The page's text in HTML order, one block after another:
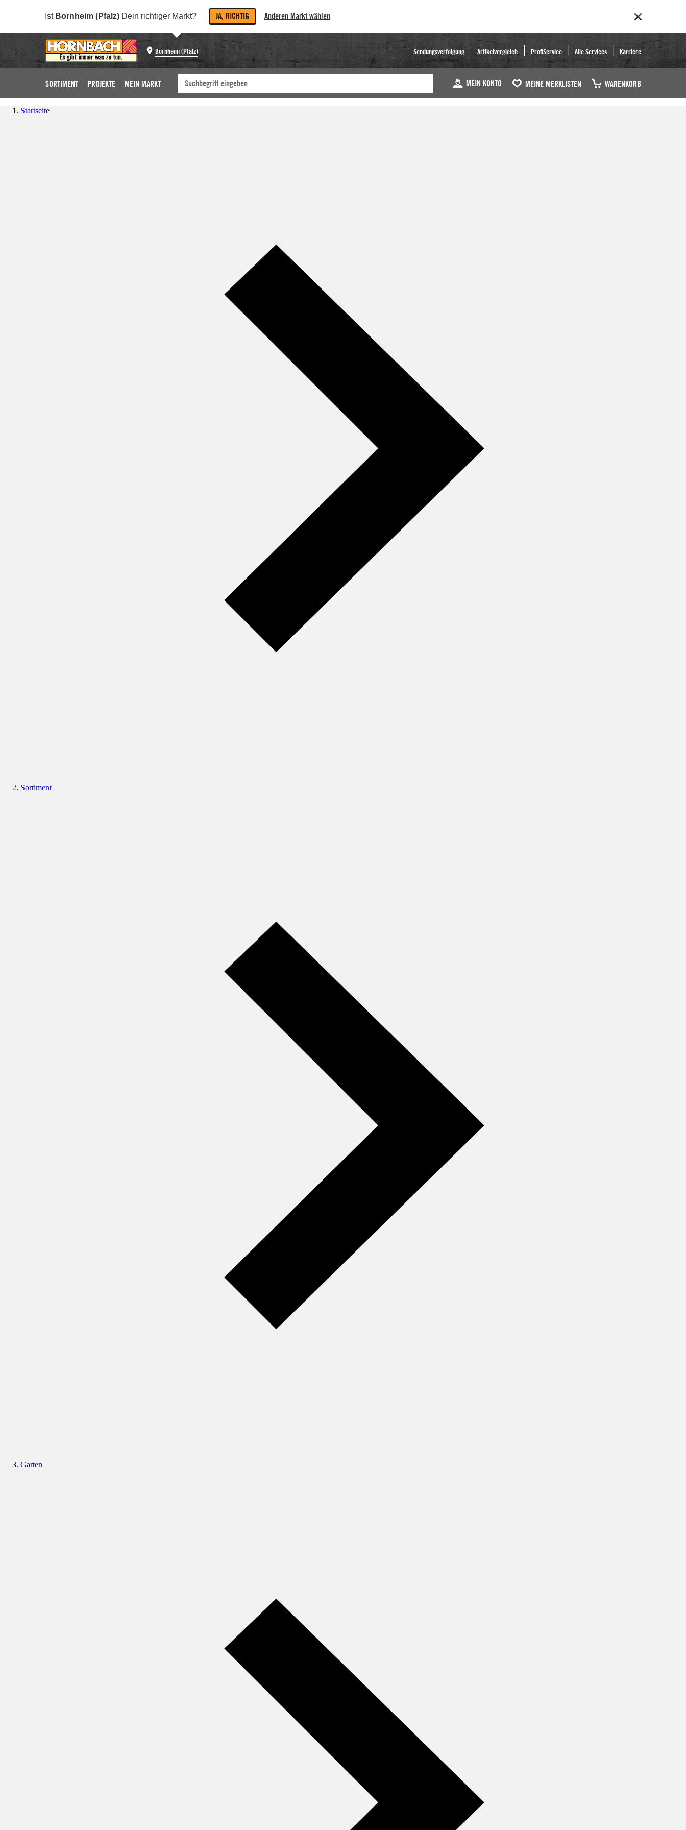
Ist Bornheim (Pfalz) Dein richtiger Markt? JA, RICHTIG Anderen Markt wählen
Bornheim (Pfalz) Sendungsverfolgung Artikelvergleich ProfiService Alle Services Karriere
SORTIMENT PROJEKTE MEIN MARKT MEIN KONTO MEINE MERKLISTEN WARENKORB
Startseite
Sortiment
Garten